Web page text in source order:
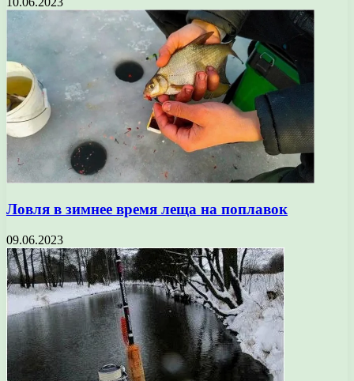
Ловля в зимнее время леща на поплавок
09.06.2023